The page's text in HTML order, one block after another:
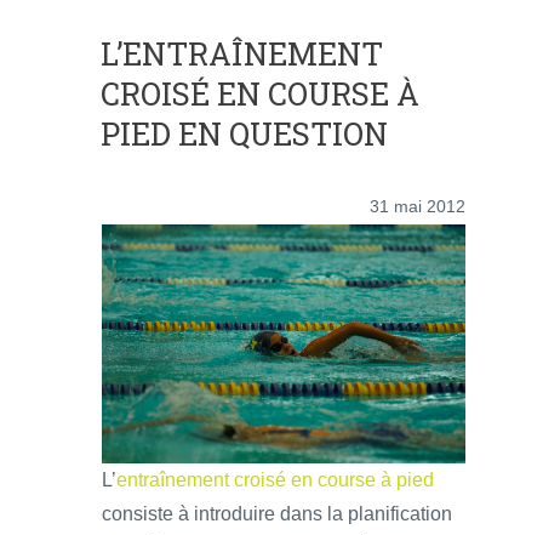
L’ENTRAÎNEMENT
CROISÉ EN COURSE À
PIED EN QUESTION
31 mai 2012
L’entraînement croisé en course à pied
consiste à introduire dans la planification